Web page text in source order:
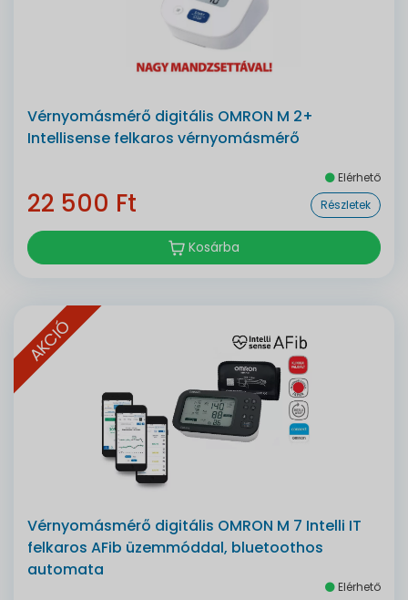
Vérnyomásmérő digitális OMRON M 2+
Intellisense felkaros vérnyomásmérő
Elérhető
22 500 Ft Részletek
Kosárba
AKCIÓ
Vérnyomásmérő digitális OMRON M 7 Intelli IT
felkaros AFib üzemmóddal, bluetoothos
automata
Elérhető